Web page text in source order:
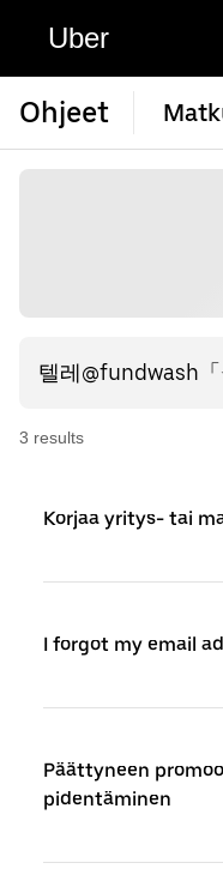
Uber
Ohjeet
3 results
Korjaa yritys- tai
I forgot my email
Päättyneen
pidentäminen